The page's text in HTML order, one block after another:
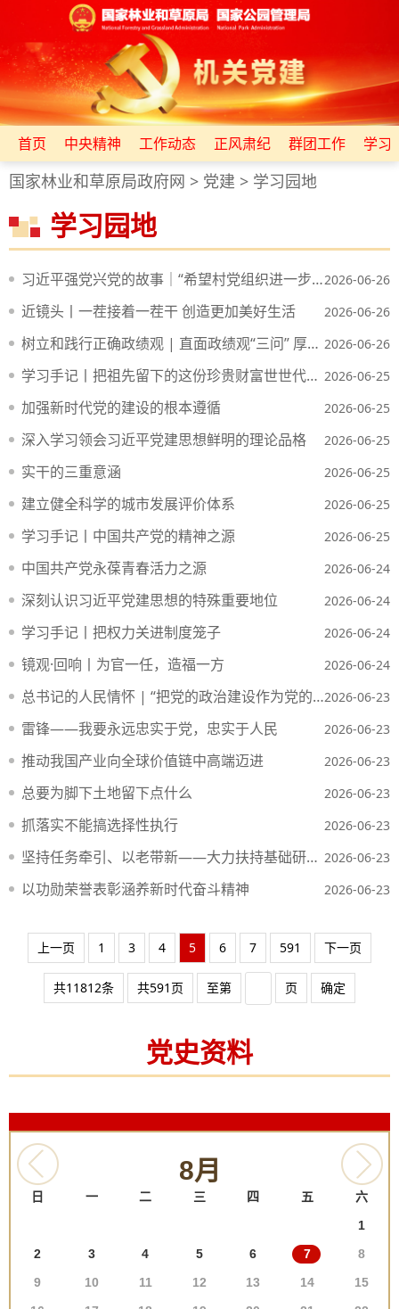
首页 中央精神 工作动态 正风肃纪 群团工作 学习
国家林业和草原局政府网 > 党建 > 学习园地
学习园地
2026-06-26
习近平强党兴党的故事｜“希望村党组织进一步发挥党建引领作用”
2026-06-26
近镜头丨一茬接着一茬干 创造更加美好生活
2026-06-26
树立和践行正确政绩观 | 直面政绩观“三问” 厚植三湘绿色福祉
2026-06-25
学习手记丨把祖先留下的这份珍贵财富世世代代传下去
2026-06-25
加强新时代党的建设的根本遵循
2026-06-25
深入学习领会习近平党建思想鲜明的理论品格
2026-06-25
实干的三重意涵
2026-06-25
建立健全科学的城市发展评价体系
2026-06-25
学习手记丨中国共产党的精神之源
2026-06-24
中国共产党永葆青春活力之源
2026-06-24
深刻认识习近平党建思想的特殊重要地位
2026-06-24
学习手记丨把权力关进制度笼子
2026-06-24
镜观·回响丨为官一任，造福一方
2026-06-23
总书记的人民情怀 | “把党的政治建设作为党的根本性建设”
2026-06-23
雷锋——我要永远忠实于党，忠实于人民
2026-06-23
推动我国产业向全球价值链中高端迈进
2026-06-23
总要为脚下土地留下点什么
2026-06-23
抓落实不能搞选择性执行
2026-06-23
坚持任务牵引、以老带新——大力扶持基础研究青年人才
2026-06-23
以功勋荣誉表彰涵养新时代奋斗精神
上一页 1 3 4 5 6 7 591 下一页
共11812条 共591页 至第 页 确定
党史资料
8月
日 一 二 三 四 五
六
1
2
3 4 5 6 7
8
9
10 11 12 13 14
15